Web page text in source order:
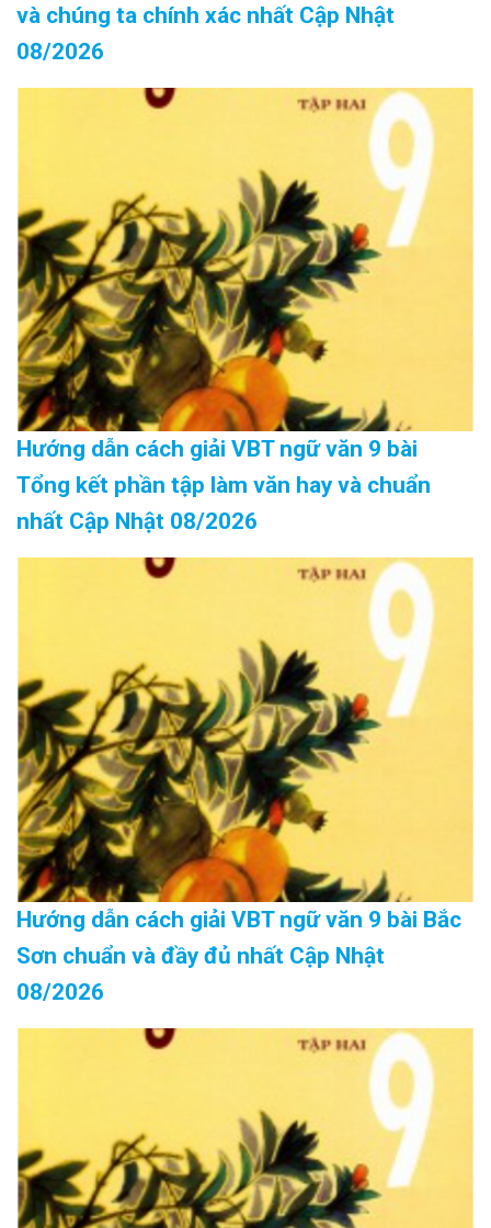
và chúng ta chính xác nhất Cập Nhật
08/2026
Hướng dẫn cách giải VBT ngữ văn 9 bài
Tổng kết phần tập làm văn hay và chuẩn
nhất Cập Nhật 08/2026
Hướng dẫn cách giải VBT ngữ văn 9 bài Bắc
Sơn chuẩn và đầy đủ nhất Cập Nhật
08/2026